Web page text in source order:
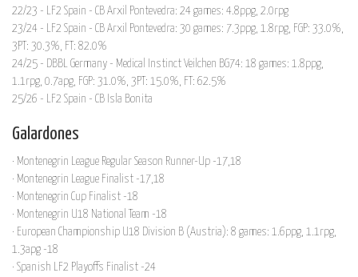
22/23 - LF2 Spain - CB Arxil Pontevedra: 24 games: 4.8ppg, 2.0rpg
23/24 - LF2 Spain - CB Arxil Pontevedra: 30 games: 7.3ppg, 1.8rpg, FGP: 33.0%,
3PT: 30.3%, FT: 82.0%
24/25 - DBBL Germany - Medical Instinct Veilchen BG74: 18 games: 1.8ppg,
1.1rpg, 0.7apg, FGP: 31.0%, 3PT: 15.0%, FT: 62.5%
25/26 - LF2 Spain - CB Isla Bonita
Galardones
· Montenegrin League Regular Season Runner-Up -17,18
· Montenegrin League Finalist -17,18
· Montenegrin Cup Finalist -18
· Montenegrin U18 National Team -18
· European Championship U18 Division B (Austria): 8 games: 1.6ppg, 1.1rpg,
1.3apg -18
· Spanish LF2 Playoffs Finalist -24